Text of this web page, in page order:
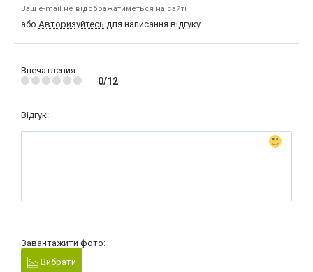
Ваш e-mail не відображатиметься на сайті
або Авторизуйтесь для написання відгуку
Впечатления
0/12
Відгук:
Завантажити фото:
Вибрати